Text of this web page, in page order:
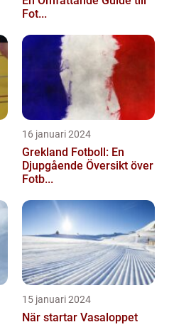
Fot...
16 januari 2024
Grekland Fotboll: En
Djupgående Översikt över
Fotb...
15 januari 2024
När startar Vasaloppet